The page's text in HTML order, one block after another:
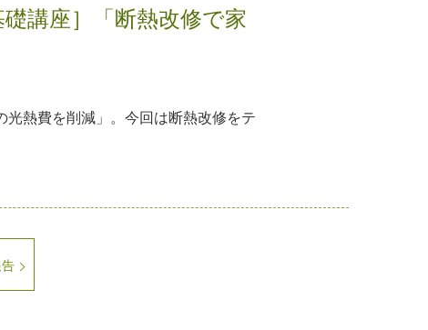
講座］「断熱改修で家
熱費を削減」。今回は断熱改修をテ